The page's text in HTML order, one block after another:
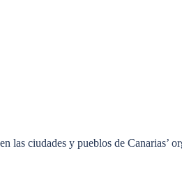
las ciudades y pueblos de Canarias’